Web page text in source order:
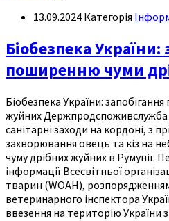
13.09.2024 Категорія
Біобезпека України:
поширенню чуми
Біобезпека України:
жуйних
санітарні заходи на кордоні, з
захворювання овець та кіз на
чуму дрібних жуйних в Румунії.
інформації Всесвітньої
тварин (WOAH),
ветеринарного інспектора
ввезення на територію України